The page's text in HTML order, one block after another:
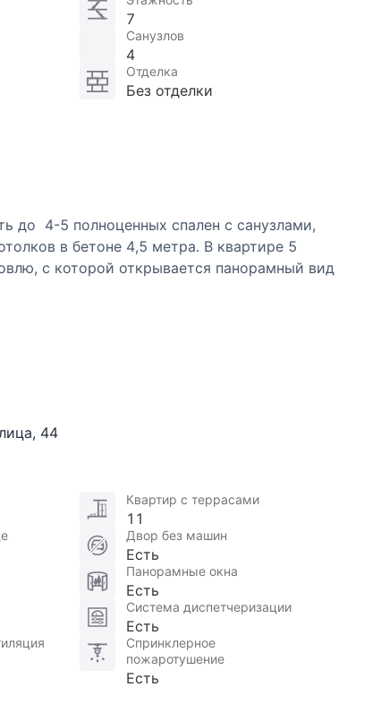
7
Санузлов
4
Отделка
Без отделки
до 4-5 полноценных спален с санузлами,
в бетоне 4,5 метра. В квартире 5
с которой открывается панорамный вид
, 44
Квартир с террасами
11
Двор без машин
Есть
Панорамные окна
Есть
Система диспетчеризации
Есть
Спринклерное
пожаротушение
Есть